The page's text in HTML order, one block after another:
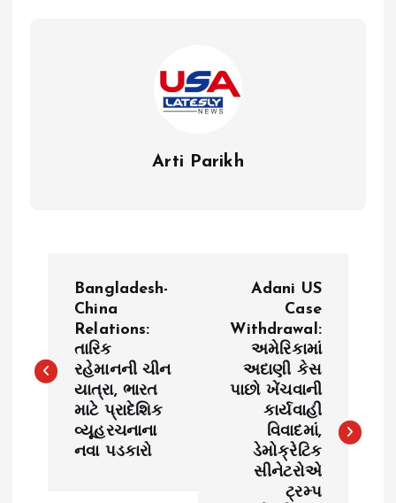
Arti Parikh
s
Bangladesh-
China
Relations:
તારિક
રહેમાનની ચીન
યાત્રા, ભારત
માટે પ્રાદેશિક
વ્યૂહરચનાના
નવા પડકારો
Adani US
Case
Withdrawal:
અમેરિકામાં
અદાણી કેસ
પાછો ખેંચવાની
કાર્યવાહી
વિવાદમાં,
ડેમોક્રેટિક
સીનેટરોએ
ટ્રમ્પ